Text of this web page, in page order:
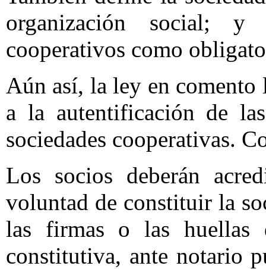
organización social; y
cooperativos como
Aún así, la ley en
a la autentificación de
sociedades cooperativas.
Los socios deberán
voluntad de constituir la
las firmas o las huellas
constitutiva, ante notario